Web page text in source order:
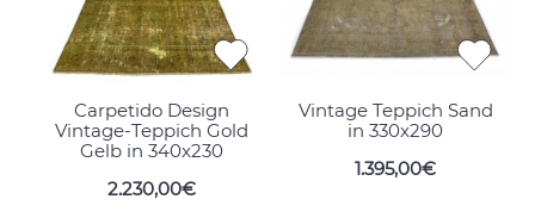
Carpetido Design
Vintage-Teppich Gold
Gelb in 340x230
2.230,00€
Vintage Teppich Sand
in 330x290
1.395,00€